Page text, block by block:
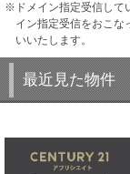
ドメイン指定受信し
イン指定受信をおこ
いいたします。
最近見た物件